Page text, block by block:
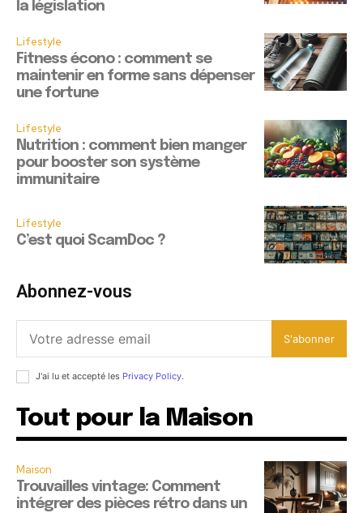
la législation
Lifestyle
Fitness écono : comment se
maintenir en forme sans dépenser
une fortune
Lifestyle
Nutrition : comment bien manger
pour booster son système
immunitaire
Lifestyle
C’est quoi ScamDoc ?
Abonnez-vous
S'abonner
J'ai lu et accepté les Privacy Policy.
Tout pour la Maison
Maison
Trouvailles vintage: Comment
intégrer des pièces rétro dans un